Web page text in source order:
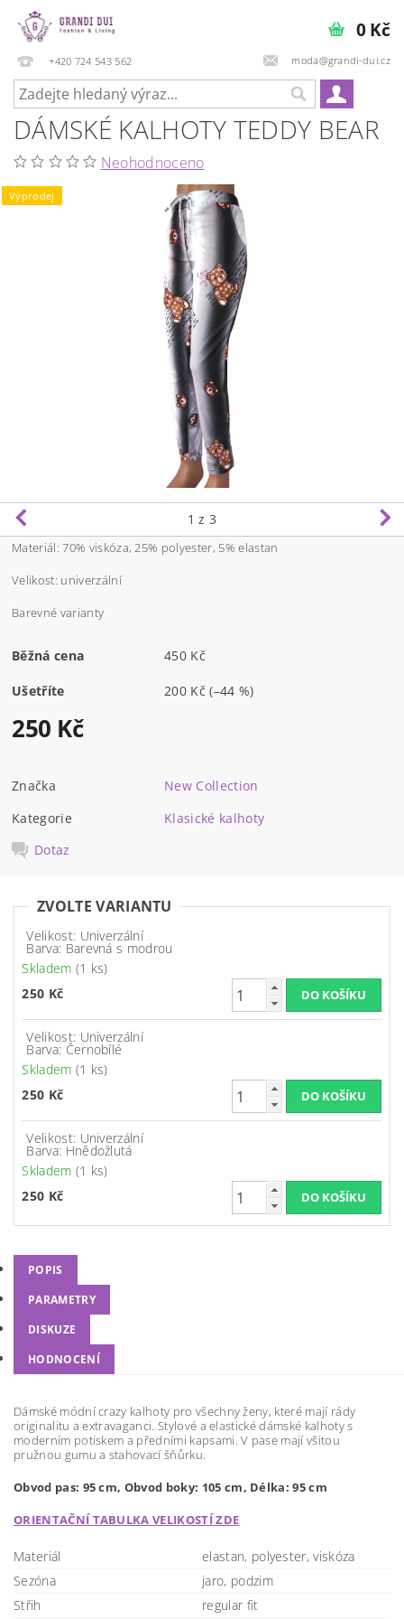
+420 724 543 562 moda@grandi-dui.cz
0 Kč
DÁMSKÉ KALHOTY TEDDY BEAR
Neohodnoceno
Výprodej
1 z 3
Materiál: 70% viskóza, 25% polyester, 5% elastan
Velikost: univerzální
Barevné varianty
Běžná cena 450 Kč
Ušetříte 200 Kč(–44 %)
250 Kč
Značka
New Collection
Kategorie
Klasické kalhoty
Dotaz
ZVOLTE VARIANTU
Velikost: Univerzální
Barva: Barevná s modrou
Skladem (1 ks)
250 Kč
Velikost: Univerzální
Barva: Černobílé
Skladem (1 ks)
250 Kč
Velikost: Univerzální
Barva: Hnědožlutá
Skladem (1 ks)
250 Kč
POPIS
PARAMETRY
DISKUZE
HODNOCENÍ
Dámské módní crazy kalhoty pro všechny ženy, které mají rády
originalitu a extravaganci. Stylové a elastické dámské kalhoty s
moderním potiskem a předními kapsami. V pase mají všitou
pružnou gumu a stahovací šňůrku.
Obvod pas: 95 cm, Obvod boky: 105 cm, Délka: 95 cm
ORIENTAČNÍ TABULKA VELIKOSTÍ ZDE
Materiál
elastan, polyester, viskóza
Sezóna
jaro, podzim
Střih
regular fit